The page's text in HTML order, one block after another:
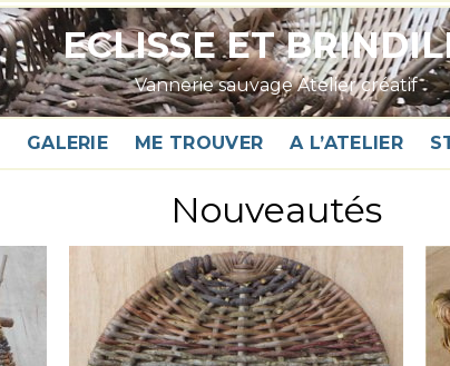
ECLISSE ET
Vannerie sauvage Atelier créatif
GALERIE ME TROUVER A L’ATELIER
Nouveautés